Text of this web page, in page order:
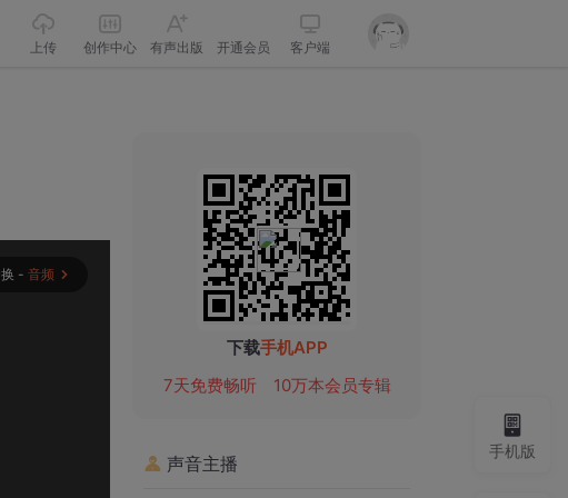
上传 创作中心 有声出版 开通会员 客户端
- 音频
下载手机APP
7天免费畅听
10万本会员专辑
声音主播
手机版